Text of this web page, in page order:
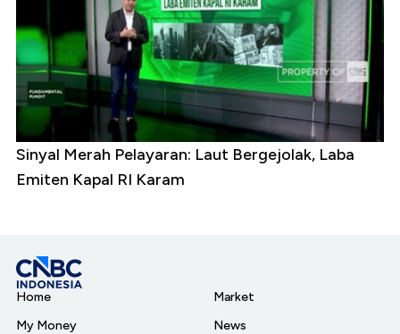
Sinyal Merah Pelayaran: Laut Bergejolak, Laba
Emiten Kapal RI Karam
Home
My Money
Market
News